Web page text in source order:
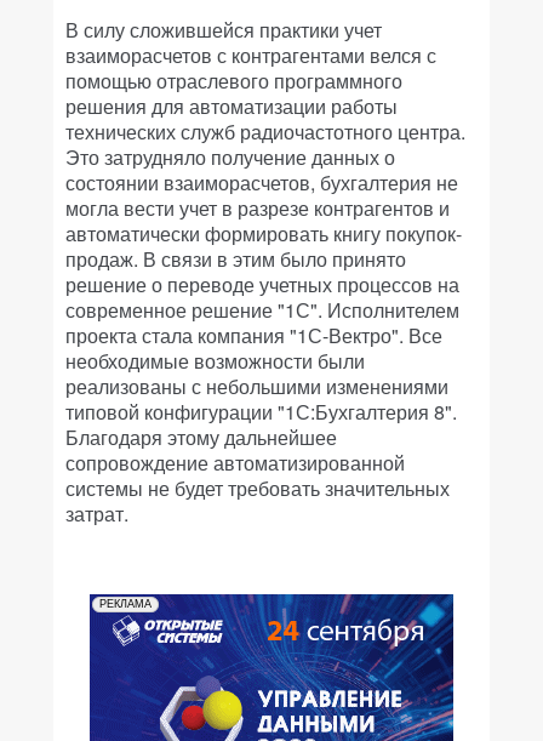
В силу сложившейся практики учет
взаиморасчетов с контрагентами велся с
помощью отраслевого программного
решения для автоматизации работы
технических служб радиочастотного центра.
Это затрудняло получение данных о
состоянии взаиморасчетов, бухгалтерия не
могла вести учет в разрезе контрагентов и
автоматически формировать книгу покупок-
продаж. В связи в этим было принято
решение о переводе учетных процессов на
современное решение "1С". Исполнителем
проекта стала компания "1С-Вектро". Все
необходимые возможности были
реализованы с небольшими изменениями
типовой конфигурации "1С:Бухгалтерия 8".
Благодаря этому дальнейшее
сопровождение автоматизированной
системы не будет требовать значительных
затрат.
РЕКЛАМА